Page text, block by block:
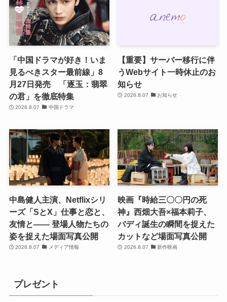
「中国ドラマが好き！いま
見るべきスター最前線」8
月27日発売 「逐玉：翡翠
の君」を徹底特集
2026.8.07 中国ドラマ
【重要】サーバー移行に伴
うWebサイト一時休止のお
知らせ
2026.8.07 お知らせ
中島健人主演、Netflixシリ
ーズ「SとX」仕事と恋と、
友情と―― 登場人物たちの
姿を捉えた場面写真公開
2026.8.07 メディア情報
映画『時給三〇〇円の死
神』西畑大吾×福本莉子、
バディ誕生の瞬間を捉えた
カットなど場面写真公開
2026.8.07 新作映画
プレゼント